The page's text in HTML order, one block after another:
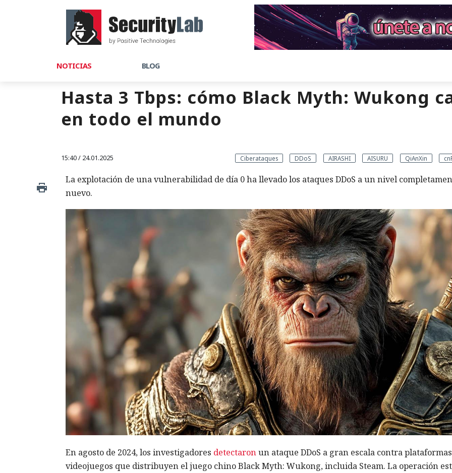
NOTICIAS BLOG
Hasta 3 Tbps: cómo Black Myth: Wukong
en todo el mundo
15:40 / 24.01.2025 Ciberataques DDoS AIRASHI AISURU QiAnXin
La explotación de una vulnerabilidad de día 0 ha llevado los ataques DDoS a un nivel
nuevo.
En agosto de 2024, los investigadores detectaronun ataque DDoS a gran escala contra
videojuegos que distribuyen el juego chino Black Myth: Wukong, incluida Steam. La operación